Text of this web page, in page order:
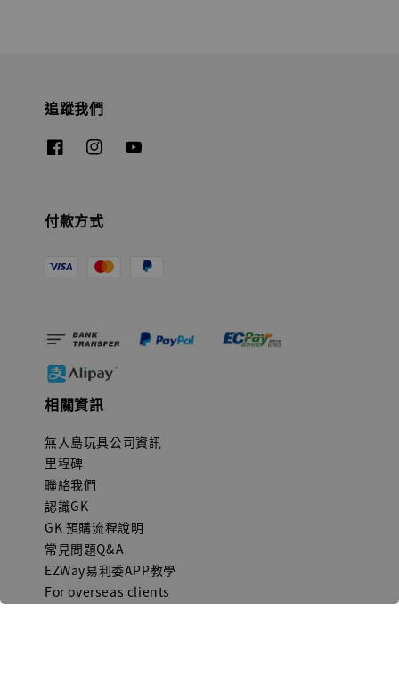
追蹤我們
付款方式
相關資訊
無人島玩具公司資訊
里程碑
聯絡我們
認識GK
GK 預購流程說明
常見問題Q&A
EZWay易利委APP教學
For overseas clients